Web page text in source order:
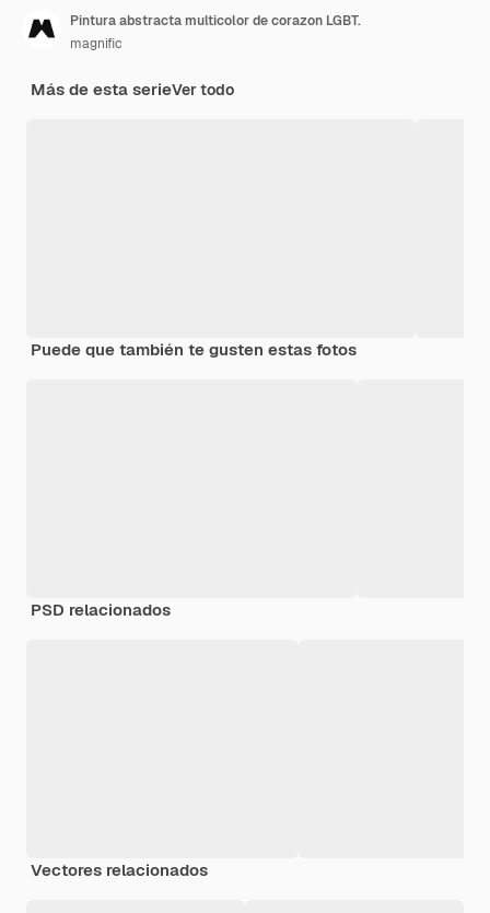
Pintura abstracta multicolor de corazon LGBT.
magnific
Más de esta serieVer todo
Puede que también te gusten estas fotos
PSD relacionados
Vectores relacionados